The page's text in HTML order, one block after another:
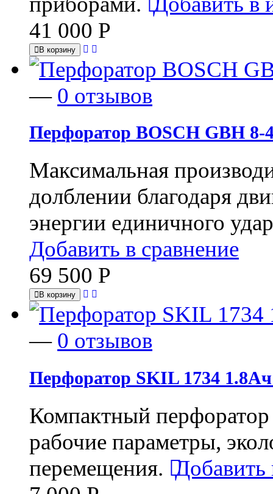
41 000 Р
В корзину
— 0 отзывов
Перфоратор BOSCH GBH 8-
Максимальная
долблении благодаря
энергии единичного
Добавить в сравнение
69 500 Р
В корзину
— 0 отзывов
Перфоратор SKIL 1734
Компактный
рабочие параметры,
перемещения. Добавить